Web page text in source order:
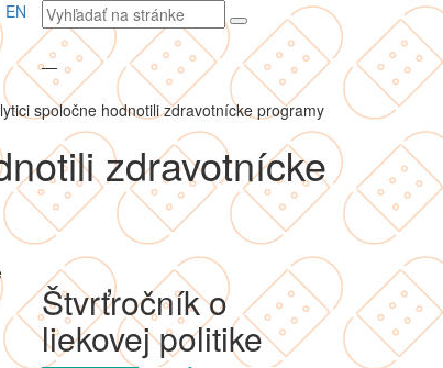
EN
Vyhľadávaný
text
—
spoločne hodnotili zdravotnícke programy
zdravotnícke
Štvrťročník o
liekovej politike